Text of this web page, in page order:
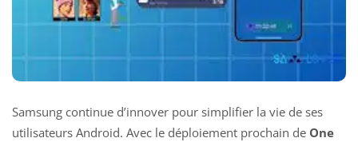
Samsung continue d’innover pour simplifier la vie de ses
utilisateurs Android. Avec le déploiement prochain de One